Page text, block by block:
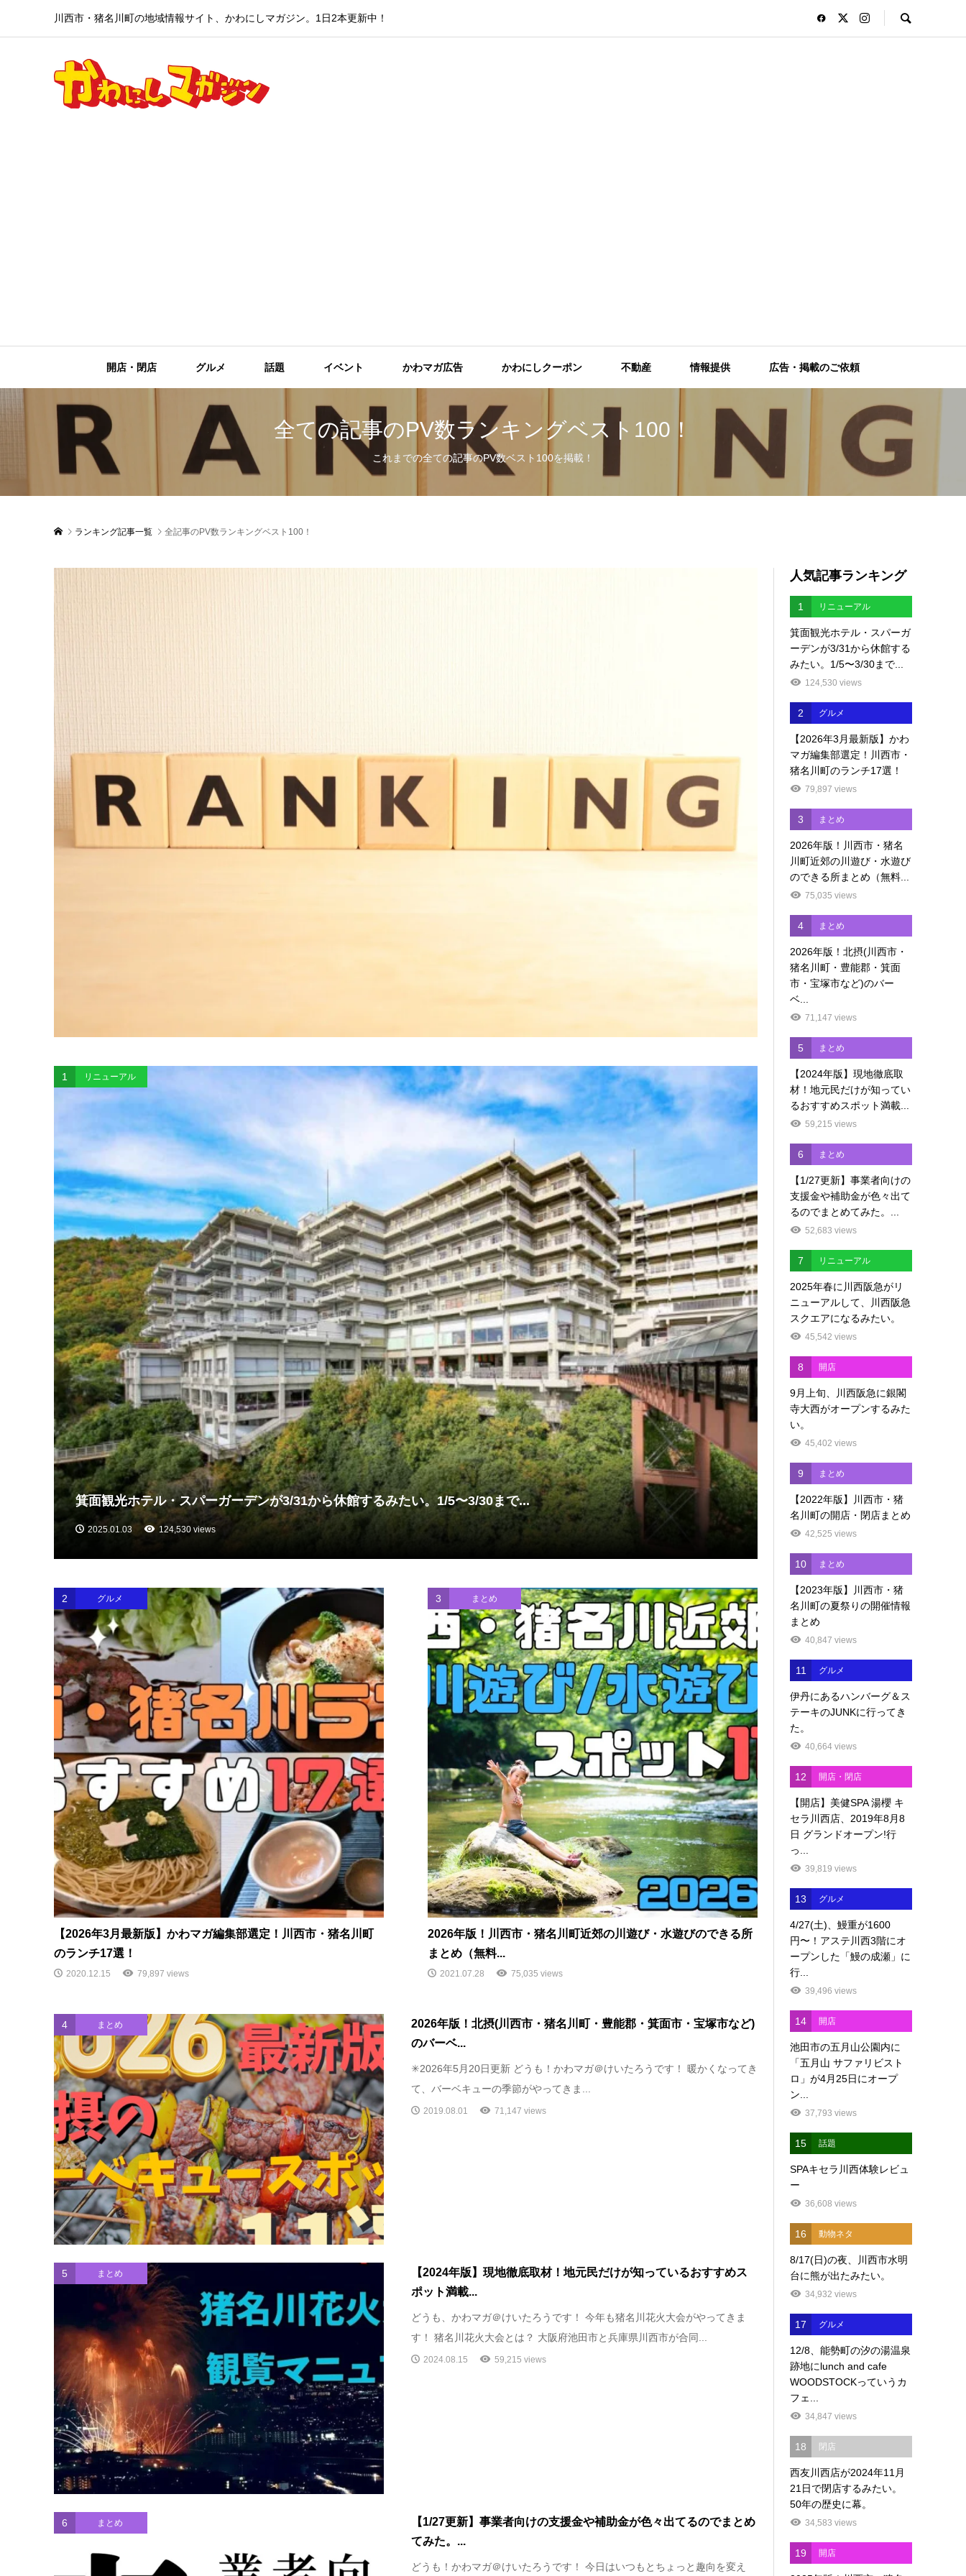
川西市・猪名川町の地域情報サイト、かわにしマガジン。1日2本更新中！
開店・閉店 グルメ 話題 イベント かわマガ広告 かわにしクーポン 不動産 情報提供 広告・掲載のご依頼
全ての記事のPV数ランキングベスト100！
これまでの全ての記事のPV数ベスト100を掲載！
ランキング記事一覧 全記事のPV数ランキングベスト100！
1 リニューアル
箕面観光ホテル・スパーガーデンが3/31から休館するみたい。1/5〜3/30まで...
2025.01.03 124,530 views
2 グルメ
【2026年3月最新版】かわマガ編集部選定！川西市・猪名川町
のランチ17選！
2020.12.15 79,897 views
3 まとめ
2026年版！川西市・猪名川町近郊の川遊び・水遊びのできる所
まとめ（無料...
2021.07.28 75,035 views
4 まとめ
2026年版！北摂(川西市・猪名川町・豊能郡・箕面市・宝塚市など)
のバーベ...
✳︎2026年5月20日更新 どうも！かわマガ＠けいたろうです！ 暖かくなってき
て、バーベキューの季節がやってきま...
2019.08.01 71,147 views
5 まとめ
【2024年版】現地徹底取材！地元民だけが知っているおすすめス
ポット満載...
どうも、かわマガ＠けいたろうです！ 今年も猪名川花火大会がやってきま
す！ 猪名川花火大会とは？ 大阪府池田市と兵庫県川西市が合同...
2024.08.15 59,215 views
6 まとめ
【1/27更新】事業者向けの支援金や補助金が色々出てるのでまとめ
てみた。...
どうも！かわマガ＠けいたろうです！ 今日はいつもとちょっと趣向を変え
人気記事ランキング
1 リニューアル
箕面観光ホテル・スパーガ
ーデンが3/31から休館する
みたい。1/5〜3/30まで...
124,530 views
2 グルメ
【2026年3月最新版】かわ
マガ編集部選定！川西市・
猪名川町のランチ17選！
79,897 views
3 まとめ
2026年版！川西市・猪名
川町近郊の川遊び・水遊び
のできる所まとめ（無料...
75,035 views
4 まとめ
2026年版！北摂(川西市・
猪名川町・豊能郡・箕面
市・宝塚市など)のバー
ベ...
71,147 views
5 まとめ
【2024年版】現地徹底取
材！地元民だけが知ってい
るおすすめスポット満載...
59,215 views
6 まとめ
【1/27更新】事業者向けの
支援金や補助金が色々出て
るのでまとめてみた。...
52,683 views
7 リニューアル
2025年春に川西阪急がリ
ニューアルして、川西阪急
スクエアになるみたい。
45,542 views
8 開店
9月上旬、川西阪急に銀閣
寺大西がオープンするみた
い。
45,402 views
9 まとめ
【2022年版】川西市・猪
名川町の開店・閉店まとめ
42,525 views
10 まとめ
【2023年版】川西市・猪
名川町の夏祭りの開催情報
まとめ
40,847 views
11 グルメ
伊丹にあるハンバーグ＆ス
テーキのJUNKに行ってき
た。
40,664 views
12 開店・閉店
【開店】美健SPA 湯櫻 キ
セラ川西店、2019年8月8
日 グランドオープン!行
っ...
39,819 views
13 グルメ
4/27(土)、鰻重が1600
円〜！アステ川西3階にオ
ープンした「鰻の成瀬」に
行...
39,496 views
14 開店
池田市の五月山公園内に
「五月山 サファリビスト
ロ」が4月25日にオープ
ン...
37,793 views
15 話題
SPAキセラ川西体験レビュ
ー
36,608 views
16 動物ネタ
8/17(日)の夜、川西市水明
台に熊が出たみたい。
34,932 views
17 グルメ
12/8、能勢町の汐の湯温泉
跡地にlunch and cafe
WOODSTOCKっていうカ
フェ...
34,847 views
18 閉店
西友川西店が2024年11月
21日で閉店するみたい。
50年の歴史に幕。
34,583 views
19 開店